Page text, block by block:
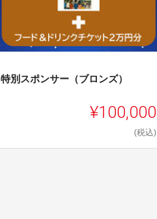
特別スポンサー（ブロンズ）
¥100,000
(税込)